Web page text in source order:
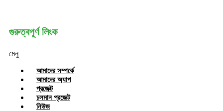
গুরুত্বপূর্ণ লিংক
মেনু
আমাদের সম্পর্কে
আমাদের অ্যাপ
প্রজেক্ট
চলমান প্রজেক্ট
নিউজ